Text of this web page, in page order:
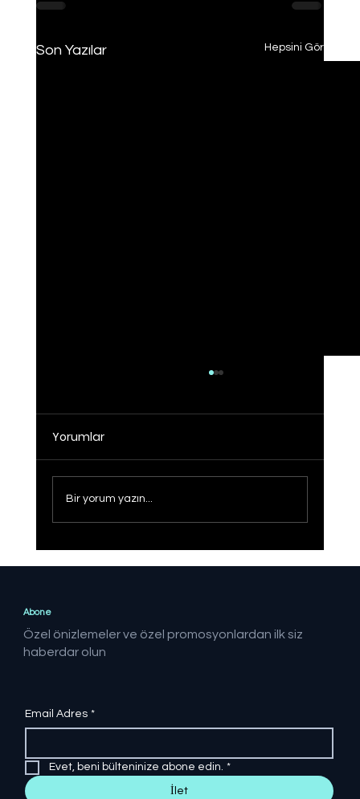
Son Yazılar Hepsini Gör
Yorumlar
Bir yorum yazın...
Abone
Özel önizlemeler ve özel promosyonlardan ilk siz
haberdar olun
Email Adres *
Evet, beni bülteninize abone edin. *
İlet